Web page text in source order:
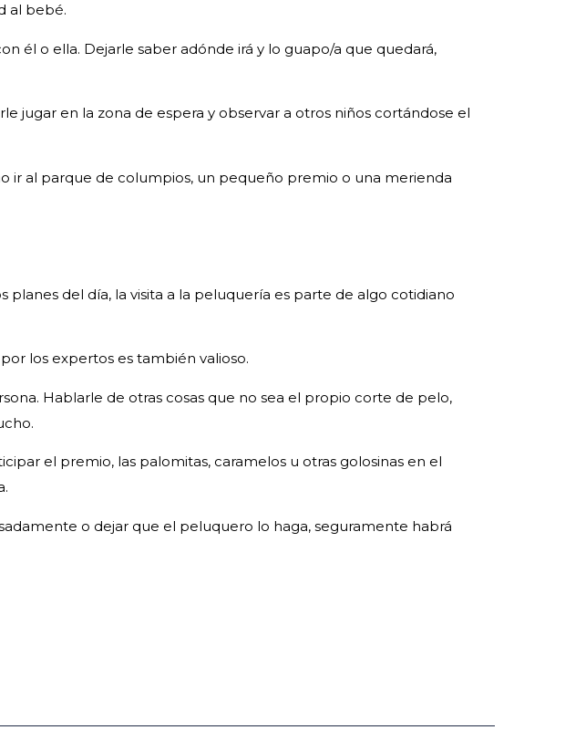
al bebé.
él o ella. Dejarle saber adónde irá y lo guapo/a que quedará,
jugar en la zona de espera y observar a otros niños cortándose el
ir al parque de columpios, un pequeño premio o una merienda
del día, la visita a la peluquería es parte de algo cotidiano
los expertos es también valioso.
Hablarle de otras cosas que no sea el propio corte de pelo,
el premio, las palomitas, caramelos u otras golosinas en el
o dejar que el peluquero lo haga, seguramente habrá